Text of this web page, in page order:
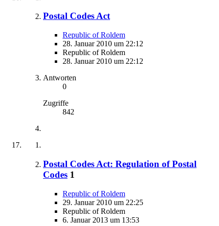
Postal Codes Act
Republic of Roldem
28. Januar 2010 um 22:12
Republic of Roldem
28. Januar 2010 um 22:12
Antworten
0
Zugriffe
842
Postal Codes Act: Regulation of Postal
Codes 1
Republic of Roldem
29. Januar 2010 um 22:25
Republic of Roldem
6. Januar 2013 um 13:53